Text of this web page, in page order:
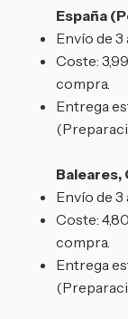
España
Envío de 3
Coste:
compra.
Entrega
Baleares,
Envío de 3
Coste:
compra.
Entrega